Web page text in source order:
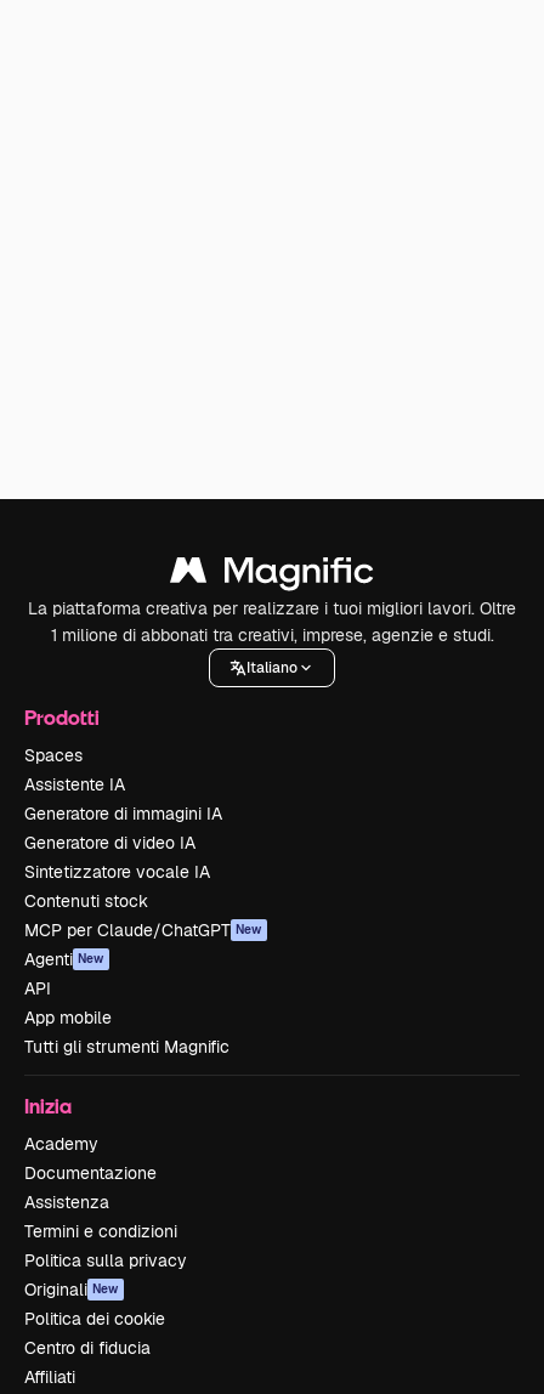
La piattaforma creativa per realizzare i tuoi migliori lavori. Oltre
1 milione di abbonati tra creativi, imprese, agenzie e studi.
Italiano
Prodotti
Spaces
Assistente IA
Generatore di immagini IA
Generatore di video IA
Sintetizzatore vocale IA
Contenuti stock
MCP per Claude/ChatGPT New
Agenti New
API
App mobile
Tutti gli strumenti Magnific
Inizia
Academy
Documentazione
Assistenza
Termini e condizioni
Politica sulla privacy
Originali New
Politica dei cookie
Centro di fiducia
Affiliati